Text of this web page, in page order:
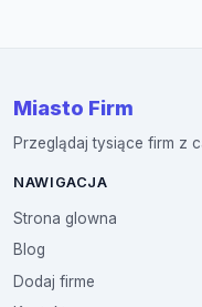
Miasto Firm
Przeglądaj tysiące firm z
NAWIGACJA
Strona glowna
Blog
Dodaj firme